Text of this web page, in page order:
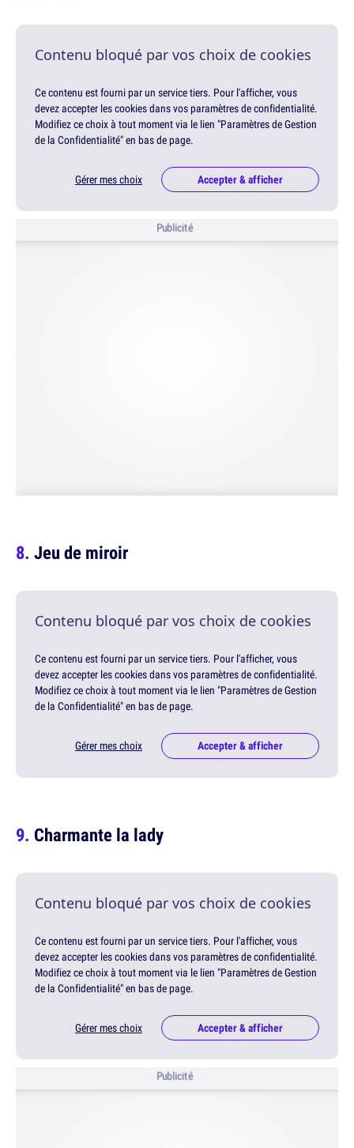
Contenu bloqué par vos choix de cookies
Ce contenu est fourni par un service tiers. Pour l'afficher, vous
devez accepter les cookies dans vos paramètres de confidentialité.
Modifiez ce choix à tout moment via le lien "Paramètres de Gestion
de la Confidentialité" en bas de page.
Gérer mes choix Accepter & afficher
Publicité
Jeu de miroir
Contenu bloqué par vos choix de cookies
Ce contenu est fourni par un service tiers. Pour l'afficher, vous
devez accepter les cookies dans vos paramètres de confidentialité.
Modifiez ce choix à tout moment via le lien "Paramètres de Gestion
de la Confidentialité" en bas de page.
Gérer mes choix Accepter & afficher
Charmante la lady
Contenu bloqué par vos choix de cookies
Ce contenu est fourni par un service tiers. Pour l'afficher, vous
devez accepter les cookies dans vos paramètres de confidentialité.
Modifiez ce choix à tout moment via le lien "Paramètres de Gestion
de la Confidentialité" en bas de page.
Gérer mes choix Accepter & afficher
Publicité